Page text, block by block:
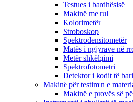
Testues i bardhësisë
Makinë me rul
Kolorimetër
Stroboskop
Spektrodensitometër
Matës i ngjyrave në
Metër shkëlqimi
Spektrofotometri
Detektor i kodit të
Makinë për testimin e
Makinë e provës së